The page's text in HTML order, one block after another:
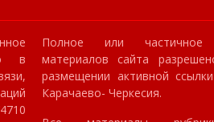
в
Полное или частичное
материалов сайта
размещении активной
Карачаево- Черкесия.